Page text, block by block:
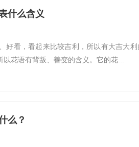
什么含义
好看，看起来比较吉利，所以有大吉大利
花语有背叛、善变的含义。它的花...
么？